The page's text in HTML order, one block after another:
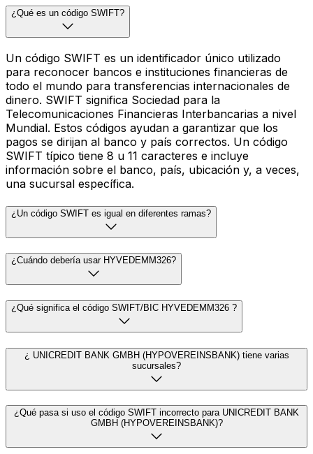
¿Qué es un código SWIFT?
Un código SWIFT es un identificador único utilizado
para reconocer bancos e instituciones financieras de
todo el mundo para transferencias internacionales de
dinero. SWIFT significa Sociedad para la
Telecomunicaciones Financieras Interbancarias a nivel
Mundial. Estos códigos ayudan a garantizar que los
pagos se dirijan al banco y país correctos. Un código
SWIFT típico tiene 8 u 11 caracteres e incluye
información sobre el banco, país, ubicación y, a veces,
una sucursal específica.
¿Un código SWIFT es igual en diferentes ramas?
¿Cuándo debería usar HYVEDEMM326?
¿Qué significa el código SWIFT/BIC HYVEDEMM326 ?
¿ UNICREDIT BANK GMBH (HYPOVEREINSBANK) tiene varias
sucursales?
¿Qué pasa si uso el código SWIFT incorrecto para UNICREDIT BANK
GMBH (HYPOVEREINSBANK)?